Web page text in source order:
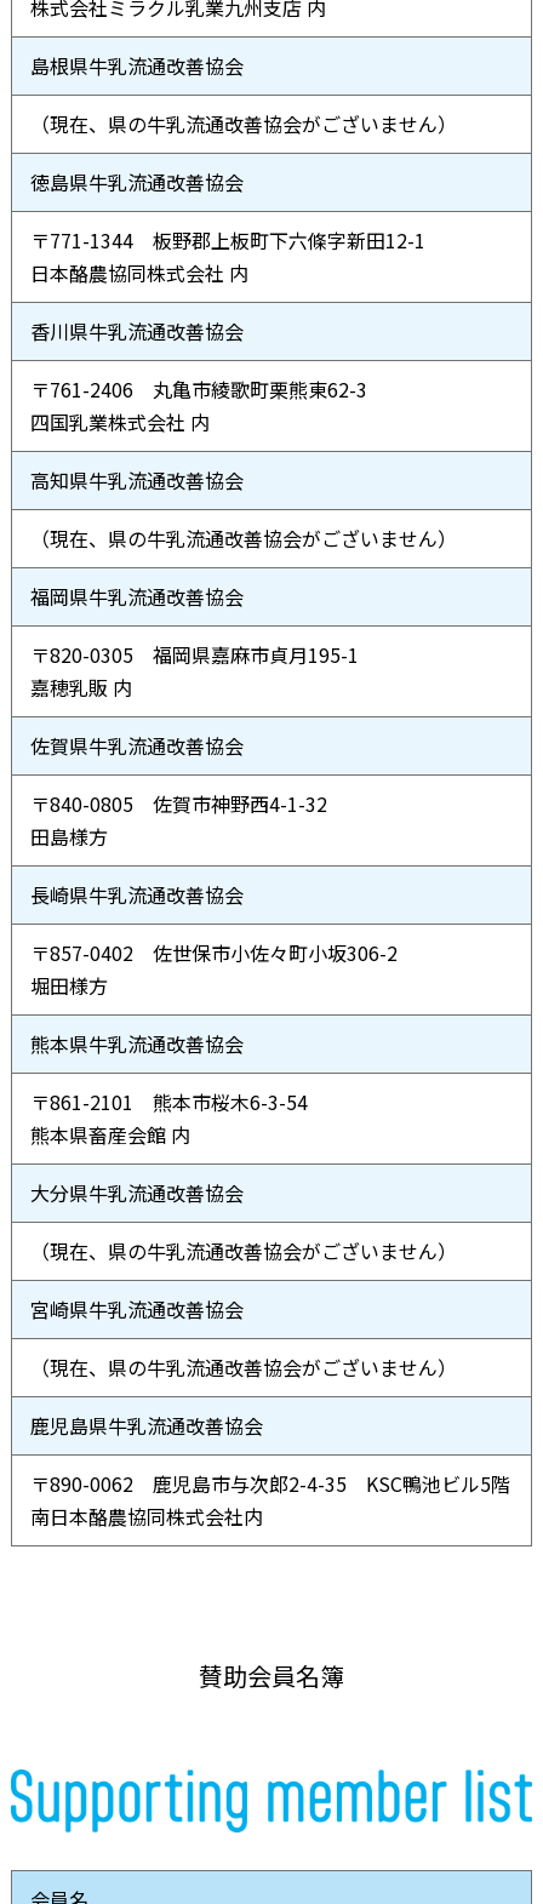
株式会社ミラクル乳業九州支店 内
島根県牛乳流通改善協会
（現在、県の牛乳流通改善協会がございません）
徳島県牛乳流通改善協会
〒771-1344 板野郡上板町下六條字新田12-1
日本酪農協同株式会社 内
香川県牛乳流通改善協会
〒761-2406 丸亀市綾歌町栗熊東62-3
四国乳業株式会社 内
高知県牛乳流通改善協会
（現在、県の牛乳流通改善協会がございません）
福岡県牛乳流通改善協会
〒820-0305 福岡県嘉麻市貞月195-1
嘉穂乳販 内
佐賀県牛乳流通改善協会
〒840-0805 佐賀市神野西4-1-32
田島様方
長崎県牛乳流通改善協会
〒857-0402 佐世保市小佐々町小坂306-2
堀田様方
熊本県牛乳流通改善協会
〒861-2101 熊本市桜木6-3-54
熊本県畜産会館 内
大分県牛乳流通改善協会
（現在、県の牛乳流通改善協会がございません）
宮崎県牛乳流通改善協会
（現在、県の牛乳流通改善協会がございません）
鹿児島県牛乳流通改善協会
〒890-0062 鹿児島市与次郎2-4-35 KSC鴨池ビル5階
南日本酪農協同株式会社内
賛助会員名簿